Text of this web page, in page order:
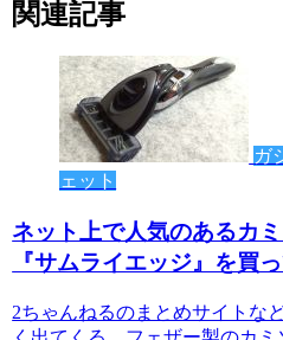
関連記事
ガ
ェット
ネット上で人気のあるカミ
『サムライエッジ』を買
2ちゃんねるのまとめサイトな